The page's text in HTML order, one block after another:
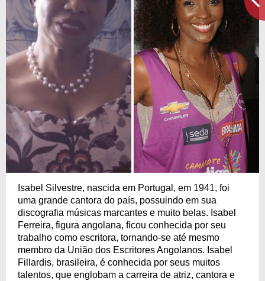
Isabel Silvestre, nascida em Portugal, em 1941, foi
uma grande cantora do país, possuindo em sua
discografia músicas marcantes e muito belas. Isabel
Ferreira, figura angolana, ficou conhecida por seu
trabalho como escritora, tornando-se até mesmo
membro da União dos Escritores Angolanos. Isabel
Fillardis, brasileira, é conhecida por seus muitos
talentos, que englobam a carreira de atriz, cantora e